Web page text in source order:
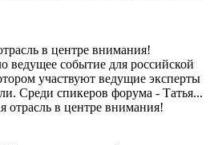
в центре внимания!
ведущее событие для российской
участвуют ведущие эксперты
Среди спикеров форума - Татья...